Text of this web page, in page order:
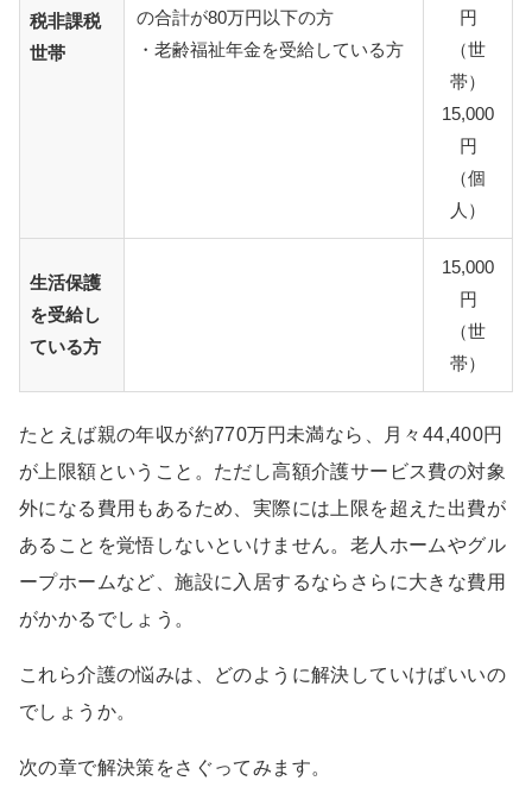
税非課税
世帯
の合計が80万円以下の方
・老齢福祉年金を受給している方
円
（世
帯）
15,000
円
（個
人）
生活保護
を受給し
ている方
15,000
円
（世
帯）
たとえば親の年収が約770万円未満なら、月々44,400円
が上限額ということ。ただし高額介護サービス費の対象
外になる費用もあるため、実際には上限を超えた出費が
あることを覚悟しないといけません。老人ホームやグル
ープホームなど、施設に入居するならさらに大きな費用
がかかるでしょう。
これら介護の悩みは、どのように解決していけばいいの
でしょうか。
次の章で解決策をさぐってみます。